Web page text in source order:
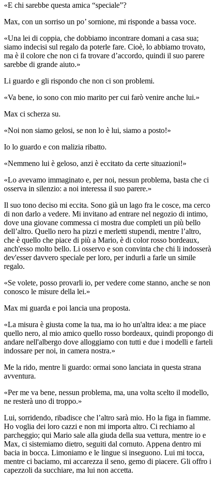
«E chi sarebbe questa amica “speciale”?
Max, con un sorriso un po’ sornione, mi risponde a bassa voce.
«Una lei di coppia, che dobbiamo incontrare domani a casa sua;
siamo indecisi sul regalo da poterle fare. Cioè, lo abbiamo trovato,
ma è il colore che non ci fa trovare d’accordo, quindi il suo parere
sarebbe di grande aiuto.»
Li guardo e gli rispondo che non ci son problemi.
«Va bene, io sono con mio marito per cui farò venire anche lui.»
Max ci scherza su.
«Noi non siamo gelosi, se non lo è lui, siamo a posto!»
Io lo guardo e con malizia ribatto.
«Nemmeno lui è geloso, anzi è eccitato da certe situazioni!»
«Lo avevamo immaginato e, per noi, nessun problema, basta che ci
osserva in silenzio: a noi interessa il suo parere.»
Il suo tono deciso mi eccita. Sono già un lago fra le cosce, ma cerco
di non darlo a vedere. Mi invitano ad entrare nel negozio di intimo,
dove una giovane commessa ci mostra due completi un più bello
dell’altro. Quello nero ha pizzi e merletti stupendi, mentre l’altro,
che è quello che piace di più a Mario, è di color rosso bordeaux,
anch'esso molto bello. Li osservo e son convinta che chi li indosserà
dev'esser davvero speciale per loro, per indurli a farle un simile
regalo.
«Se volete, posso provarli io, per vedere come stanno, anche se non
conosco le misure della lei.»
Max mi guarda e poi lancia una proposta.
«La misura è giusta come la tua, ma io ho un'altra idea: a me piace
quello nero, al mio amico quello rosso bordeaux, quindi propongo di
andare nell'albergo dove alloggiamo con tutti e due i modelli e farteli
indossare per noi, in camera nostra.»
Me la rido, mentre li guardo: ormai sono lanciata in questa strana
avventura.
«Per me va bene, nessun problema, ma, una volta scelto il modello,
ne resterà uno di troppo.»
Lui, sorridendo, ribadisce che l’altro sarà mio. Ho la figa in fiamme.
Ho voglia dei loro cazzi e non mi importa altro. Ci rechiamo al
parcheggio; qui Mario sale alla giuda della sua vettura, mentre io e
Max, ci sistemiamo dietro, seguiti dal cornuto. Appena dentro mi
bacia in bocca. Limoniamo e le lingue si inseguono. Lui mi tocca,
mentre ci baciamo, mi accarezza il seno, gemo di piacere. Gli offro i
capezzoli da succhiare, ma lui non accetta.